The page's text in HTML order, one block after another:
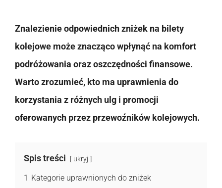
Znalezienie odpowiednich zniżek na bilety
kolejowe może znacząco wpłynąć na komfort
podróżowania oraz oszczędności finansowe.
Warto zrozumieć, kto ma uprawnienia do
korzystania z różnych ulg i promocji
oferowanych przez przewoźników kolejowych.
Spis treści ukryj
1 Kategorie uprawnionych do zniżek